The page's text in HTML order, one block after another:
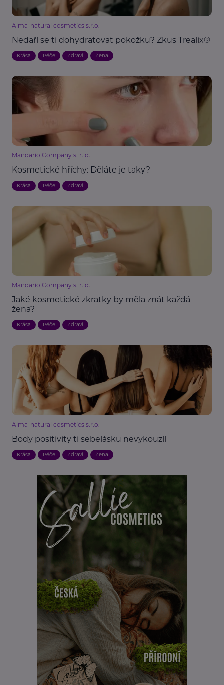
Alma-natural cosmetics s.r.o.
Nedaří se ti dohydratovat pokožku? Zkus Trealix®
Krása Péče Zdraví Žena
Mandario Company s. r. o.
Kosmetické hříchy: Děláte je taky?
Krása Péče Zdraví
Mandario Company s. r. o.
Jaké kosmetické zkratky by měla znát každá
žena?
Krása Péče Zdraví
Alma-natural cosmetics s.r.o.
Body positivity ti sebelásku nevykouzlí
Krása Péče Zdraví Žena